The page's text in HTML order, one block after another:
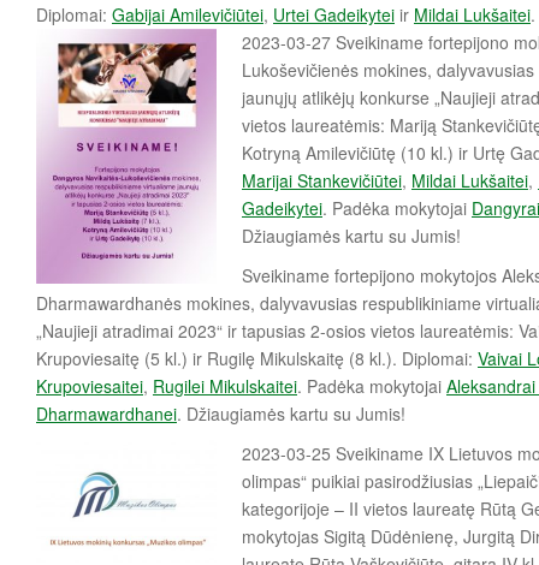
Diplomai: Gabijai Amilevičiūtei, Urtei Gadeikytei ir Mildai Lukšaitei
2023-03-27 Sveikiname fortepijono
Lukoševičienės mokines,
jaunųjų atlikėjų konkurse „Naujieji
vietos laureatėmis: Mariją
Kotryną Amilevičiūtę (10 kl.) ir Urtę
Marijai Stankevičiūtei, Mildai Lukšaitei,
Gadeikytei. Padėka mokytojai
Džiaugiamės kartu su Jumis!
Sveikiname fortepijono mokytojos
Dharmawardhanės mokines, dalyvavusias respublikiniame
„Naujieji atradimai 2023“ ir tapusias 2-osios vietos laureatėmis:
Krupoviesaitę (5 kl.) ir Rugilę Mikulskaitę (8 kl.). Diplomai: Vaivai
Krupoviesaitei, Rugilei Mikulskaitei. Padėka mokytojai
Dharmawardhanei. Džiaugiamės kartu su Jumis!
2023-03-25 Sveikiname IX Lietuvos
olimpas“ puikiai pasirodžiusias
kategorijoje – II vietos laureatę Rūtą
mokytojas Sigitą Dūdėnienę, Jurgitą